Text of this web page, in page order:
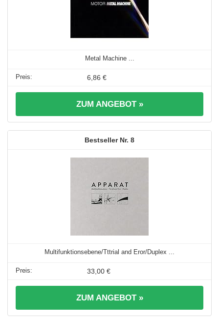
Metal Machine ...
6,86 €
ZUM ANGEBOT »
8
Multifunktionsebene/Tttrial and Eror/Duplex ...
33,00 €
ZUM ANGEBOT »